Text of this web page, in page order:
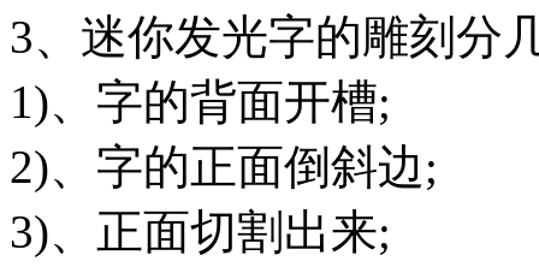
3、迷你发光字的雕刻分
1)、字的背面开槽;
2)、字的正面倒斜边;
3)、正面切割出来;